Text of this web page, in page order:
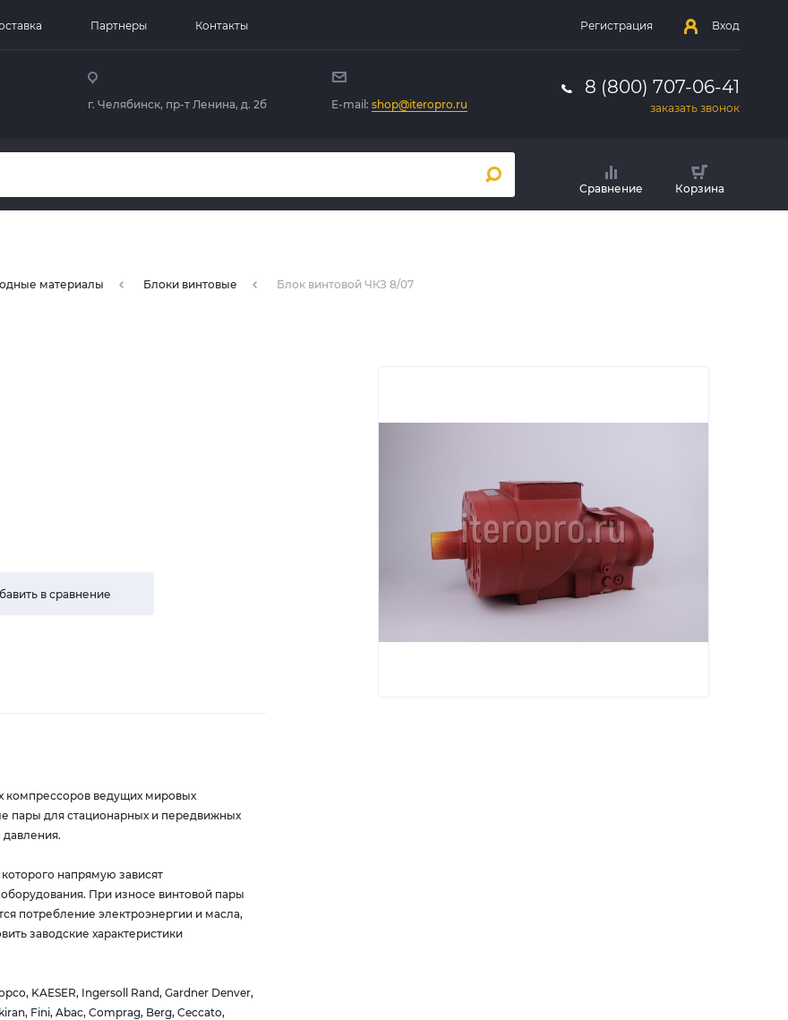
Партнеры Контакты Регистрация Вход
г. Челябинск, пр-т Ленина, д. 2б E-mail:shop@iteropro.ru
8 (800) 707-06-41
заказать звонок
Сравнение Корзина
материалы Блоки винтовые Блок винтовой ЧКЗ 8/07
в сравнение
компрессоров ведущих мировых
пары для стационарных и передвижных
напрямую зависят
При износе винтовой пары
потребление электроэнергии и масла,
заводские характеристики
KAESER, Ingersoll Rand, Gardner Denver,
Fini, Abac, Comprag, Berg, Ceccato,